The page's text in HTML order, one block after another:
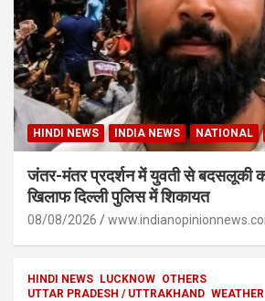
HINDI NEWS INDIA NEWS NATIONAL
जंतर-मंतर प्रदर्शन में युवती से बदसलूकी
खिलाफ दिल्ली पुलिस में शिकायत
08/08/2026
HINDI NEWS LUCKNOW OTHERS
UTTAR PRADESH / UTTRAKHAND WEATHER